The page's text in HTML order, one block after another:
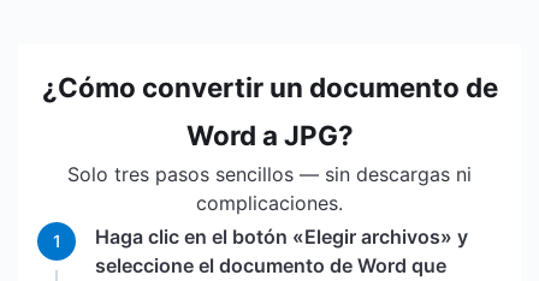
¿Cómo convertir un documento de
Word a JPG?
Solo tres pasos sencillos — sin descargas ni
complicaciones.
1
Haga clic en el botón «Elegir archivos» y
seleccione el documento de Word que